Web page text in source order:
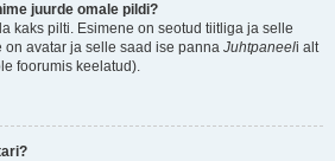
juurde omale pildi?
kaks pilti. Esimene on seotud tiitliga ja selle
on avatar ja selle saad ise panna Juhtpaneeli alt
foorumis keelatud).